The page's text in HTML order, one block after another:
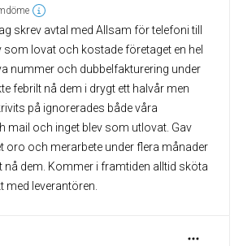
skrev avtal med Allsam för telefoni till
som lovat och kostade företaget en hel
nummer och dubbelfakturering under
febrilt nå dem i drygt ett halvår men
på ignorerades både våra
mail och inget blev som utlovat. Gav
oro och merarbete under flera månader
nå dem. Kommer i framtiden alltid sköta
med leverantören.